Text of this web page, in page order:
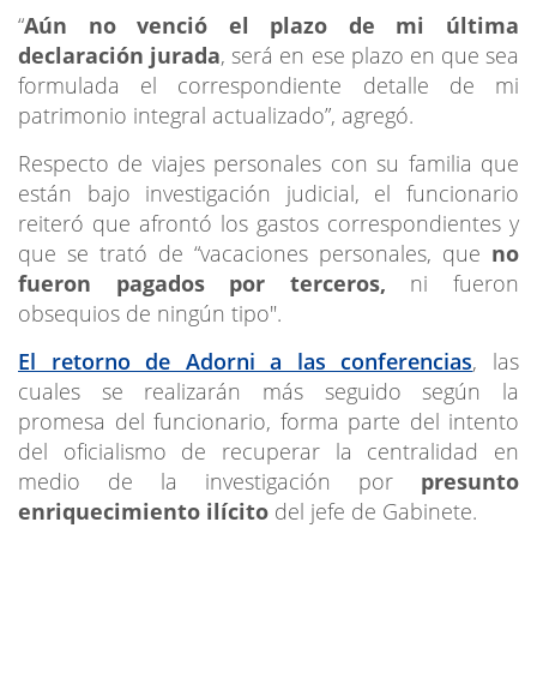
“Aún no venció el plazo de mi última
declaración jurada, será en ese plazo en que sea
formulada el correspondiente detalle de mi
patrimonio integral actualizado”, agregó.
Respecto de viajes personales con su familia que
están bajo investigación judicial, el funcionario
reiteró que afrontó los gastos correspondientes y
que se trató de “vacaciones personales, que no
fueron pagados por terceros, ni fueron
obsequios de ningún tipo".
El retorno de Adorni a las conferencias, las
cuales se realizarán más seguido según la
promesa del funcionario, forma parte del intento
del oficialismo de recuperar la centralidad en
medio de la investigación por presunto
enriquecimiento ilícito del jefe de Gabinete.